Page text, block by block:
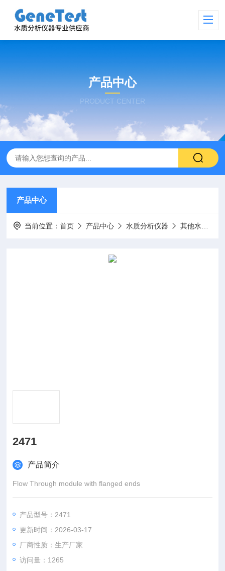
产品中心
PRODUCT CENTER
产品中心
当前位置：首页 产品中心 水质分析仪器 其他水质分析仪及配件
2471
产品简介
Flow Through module with flanged ends
产品型号：2471
更新时间：2026-03-17
厂商性质：生产厂家
访问量：1265